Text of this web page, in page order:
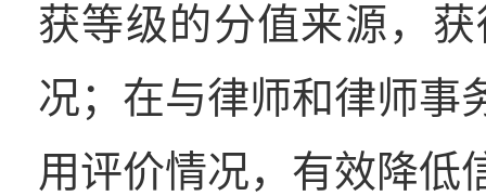
获等级的分值来源，
况；在与律师和律师事
用评价情况，有效降低